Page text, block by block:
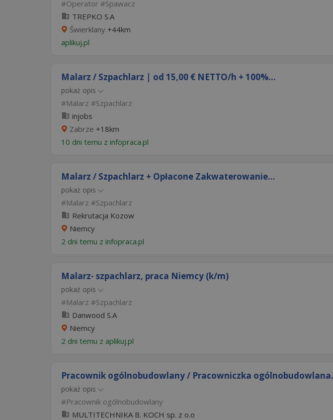
Operator
Spawacz
TREPKO S.A
Świerklany +44km
aplikuj.pl
Malarz / Szpachlarz | od 15,00 € NETTO/h + 100%...
pokaż opis
Malarz
Szpachlarz
injobs
Zabrze +18km
10 dni temu z infopraca.pl
Malarz / Szpachlarz + Opłacone Zakwaterowanie...
pokaż opis
Malarz
Szpachlarz
Rekrutacja Kozow
Niemcy
2 dni temu z infopraca.pl
Malarz- szpachlarz, praca Niemcy (k/m)
pokaż opis
Malarz
Szpachlarz
Danwood S.A
Niemcy
2 dni temu z aplikuj.pl
Pracownik ogólnobudowlany / Pracowniczka
pokaż opis
Pracownik ogólnobudowlany
MULTITECHNIKA B. KOCH sp. z o.o